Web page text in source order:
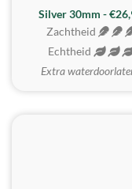
Silver 30mm -
Zachtheid
Echtheid
Extra